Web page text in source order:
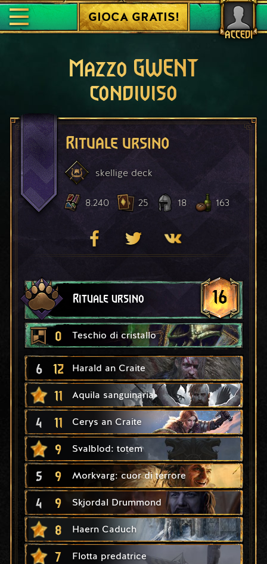
ACCEDI
GIOCA GRATIS!
Mazzo GWENT
condiviso
Rituale ursino
skellige deck
8.240 25 18 163
Rituale ursino 16
0 Teschio di cristallo
6 12 Harald an Craite
11 Aquila sanguinaria
4 11 Cerys an Craite
9 Svalblod: totem
5 9 Morkvarg: cuor di terrore
4 9 Skjordal Drummond
8 Haern Caduch
7 Flotta predatrice